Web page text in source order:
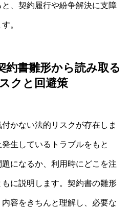
、契約履行や紛争解決に支障
。
約書雛形から読み取る
クと回避策
かない法的リスクが存在しま
生しているトラブルをもと
になるか、利用時にどこを注
に説明します。契約書の雛形
容をきちんと理解し、必要な